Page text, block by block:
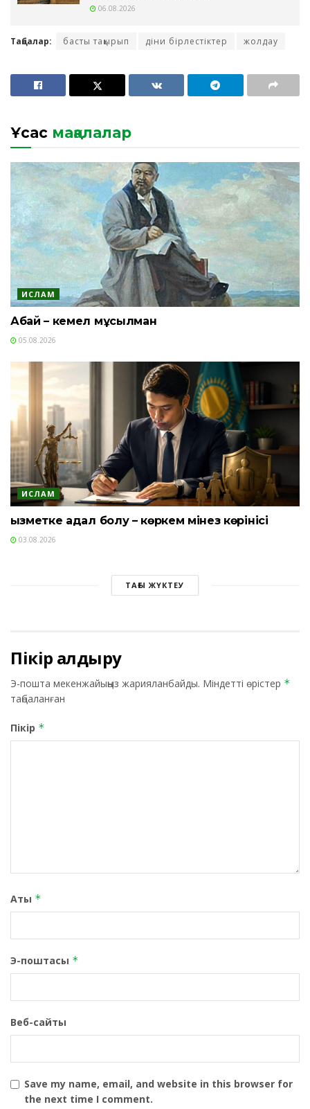
06.08.2026
Таңбалар: басты тақырып діни бірлестіктер жолдау
Ұқсас мақалалар
ИСЛАМ
Абай – кемел мұсылман
05.08.2026
ИСЛАМ
Қызметке адал болу – көркем мінез көрінісі
03.08.2026
ТАҒЫ ЖҮКТЕУ
Пікір қалдыру
Э-пошта мекенжайыңыз жарияланбайды. Міндетті өрістер *
таңбаланған
Пікір *
Аты *
Э-поштасы *
Веб-сайты
Save my name, email, and website in this browser for
the next time I comment.